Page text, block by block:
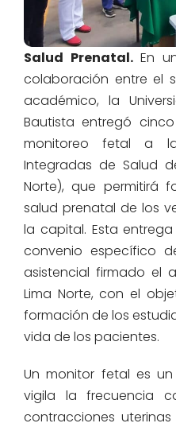
Salud Prenatal.En
colaboración entre el
académico, la
Bautista entregó
monitoreo fetal a
Integradas de Salud
Norte), que permitirá
salud prenatal de los
la capital. Esta
convenio específico
asistencial firmado el
Lima Norte, con el
formación de los
vida de los pacientes.
Un monitor fetal es
vigila la frecuencia
contracciones